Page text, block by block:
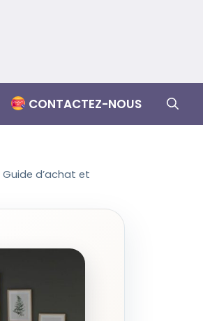
CONTACTEZ-NOUS
d’achat et